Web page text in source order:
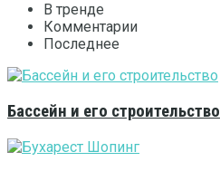
В тренде
Комментарии
Последнее
Бассейн и его строительство